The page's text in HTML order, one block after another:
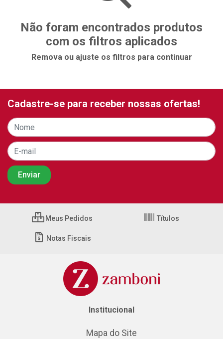
Não foram encontrados produtos
com os filtros aplicados
Remova ou ajuste os filtros para continuar
Cadastre-se para receber nossas ofertas!
Meus Pedidos Títulos
Notas Fiscais
Institucional
Mapa do Site